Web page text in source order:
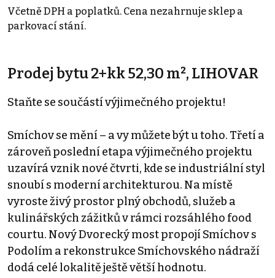
Včetně DPH a poplatků. Cena nezahrnuje sklep a
parkovací stání.
Prodej bytu 2+kk 52,30 m², LIHOVAR
Staňte se součástí výjimečného projektu!
Smíchov se mění – a vy můžete být u toho. Třetí a
zároveň poslední etapa výjimečného projektu
uzavírá vznik nové čtvrti, kde se industriální styl
snoubí s moderní architekturou. Na místě
vyroste živý prostor plný obchodů, služeb a
kulinářských zážitků v rámci rozsáhlého food
courtu. Nový Dvorecký most propojí Smíchov s
Podolím a rekonstrukce Smíchovského nádraží
dodá celé lokalitě ještě větší hodnotu.